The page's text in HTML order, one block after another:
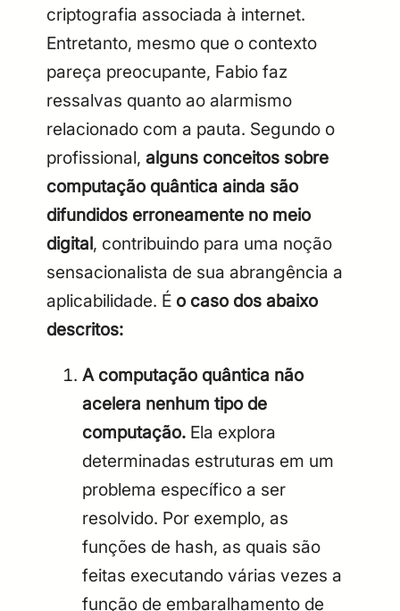
criptografia associada à internet.
Entretanto, mesmo que o contexto
pareça preocupante, Fabio faz
ressalvas quanto ao alarmismo
relacionado com a pauta. Segundo o
profissional, alguns conceitos sobre
computação quântica ainda são
difundidos erroneamente no meio
digital, contribuindo para uma noção
sensacionalista de sua abrangência a
aplicabilidade. É o caso dos abaixo
descritos:
A computação quântica não
acelera nenhum tipo de
computação. Ela explora
determinadas estruturas em um
problema específico a ser
resolvido. Por exemplo, as
funções de hash, as quais são
feitas executando várias vezes a
função de embaralhamento de